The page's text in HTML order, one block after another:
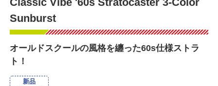
Sunburst
オールドスクールの風格を纏った60s仕様ストラ
ト！
新品